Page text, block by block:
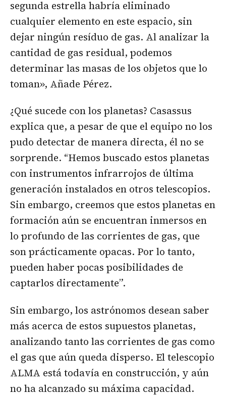
segunda estrella habría eliminado
cualquier elemento en este espacio, sin
dejar ningún resíduo de gas. Al analizar la
cantidad de gas residual, podemos
determinar las masas de los objetos que lo
toman», Añade Pérez.
¿Qué sucede con los planetas? Casassus
explica que, a pesar de que el equipo no los
pudo detectar de manera directa, él no se
sorprende. “Hemos buscado estos planetas
con instrumentos infrarrojos de última
generación instalados en otros telescopios.
Sin embargo, creemos que estos planetas en
formación aún se encuentran inmersos en
lo profundo de las corrientes de gas, que
son prácticamente opacas. Por lo tanto,
pueden haber pocas posibilidades de
captarlos directamente”.
Sin embargo, los astrónomos desean saber
más acerca de estos supuestos planetas,
analizando tanto las corrientes de gas como
el gas que aún queda disperso. El telescopio
ALMA está todavía en construcción, y aún
no ha alcanzado su máxima capacidad.